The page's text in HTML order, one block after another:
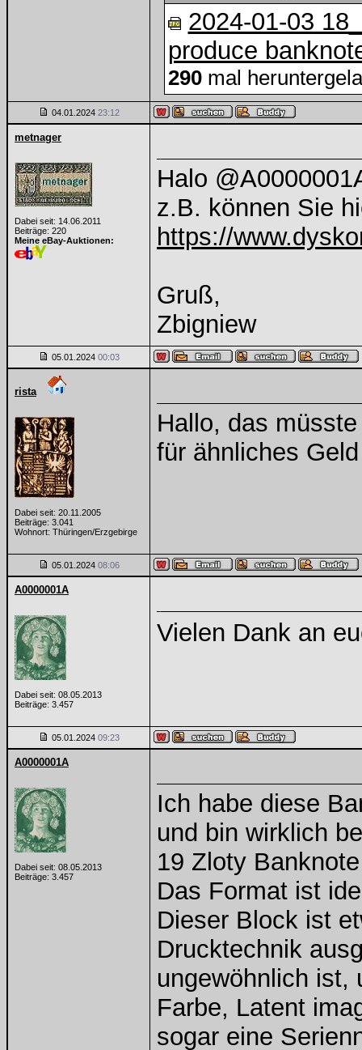
2024-01-03
produce
290mal
04.01.2024 23:12
metnager
Dabei seit: 14.06.2011
Beiträge: 220
Meine eBay-Auktionen:
Halo
z.B. können Sie
https://
Gruß,
Zbigniew
05.01.2024 00:03
rista
Dabei seit: 20.11.2005
Beiträge: 3.041
Wohnort: Thüringen/Erzgebirge
Hallo, das
für ähnliches
05.01.2024 08:06
A0000001A
Dabei seit: 08.05.2013
Beiträge: 3.457
Vielen Dank an
05.01.2024 09:23
A0000001A
Dabei seit: 08.05.2013
Beiträge: 3.457
Ich habe diese
und bin wirklich
19 Zloty
Das Format ist
Dieser Block ist
Drucktechnik
ungewöhnlich ist,
Farbe, Latent
sogar eine